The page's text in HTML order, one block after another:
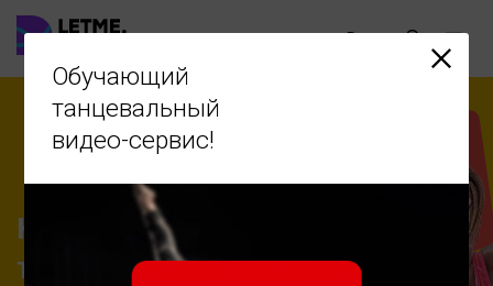
Ru
Научиться
танцевать -
Обучающий
танцевальный
видео-сервис!